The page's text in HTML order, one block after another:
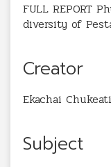
FULL REPORT
diversity of
Creator
Ekachai
Subject